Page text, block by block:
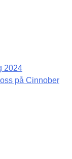
2024
på Cinnober